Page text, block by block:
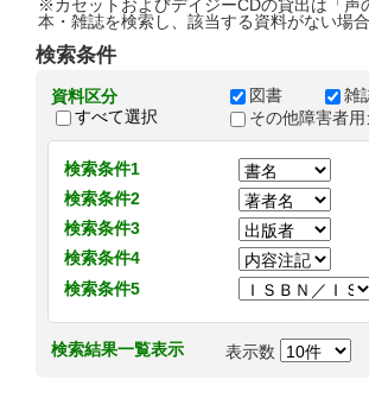
※カセットおよびデイジーCDの貸出は「声
本・雑誌を検索し、該当する資料がない場
検索条件
資料区分
すべて選択
図書 雑
その他障害者
検索条件1
検索条件2
検索条件3
検索条件4
検索条件5
検索結果一覧表示 表示数